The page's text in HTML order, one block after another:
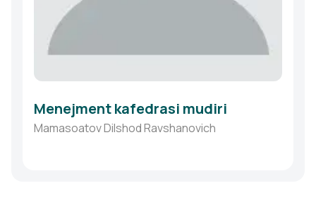
Menejment kafedrasi mudiri
Mamasoatov Dilshod Ravshanovich